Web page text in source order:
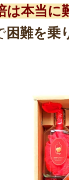
は本当に
困難を乗